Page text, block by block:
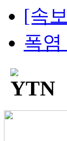
[속
폭